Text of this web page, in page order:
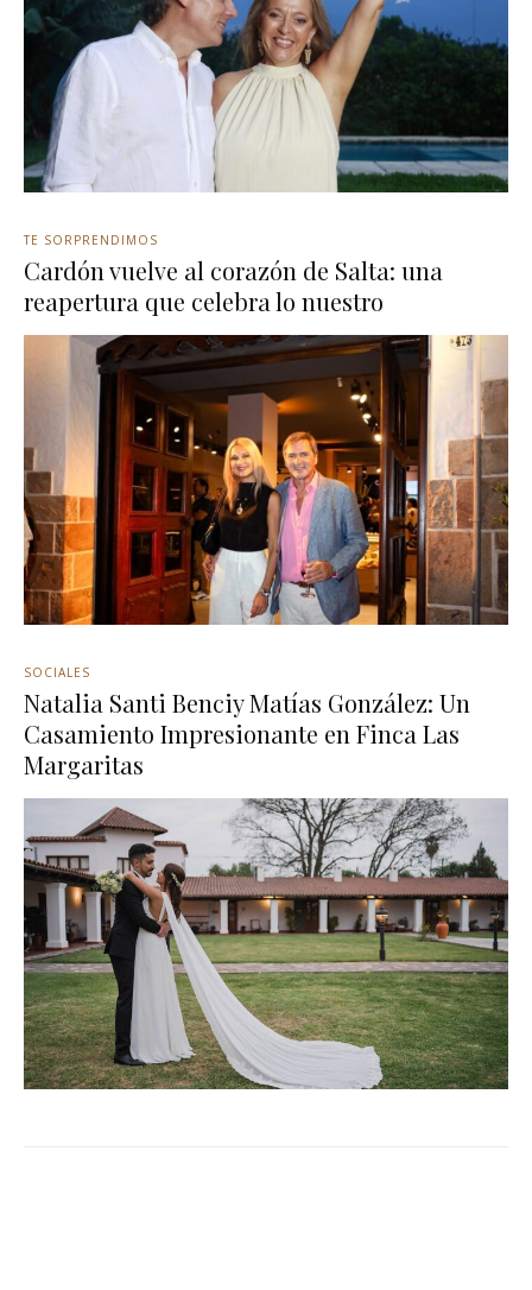
TE SORPRENDIMOS
Cardón vuelve al corazón de Salta: una
reapertura que celebra lo nuestro
SOCIALES
Natalia Santi Benciy Matías González: Un
Casamiento Impresionante en Finca Las
Margaritas